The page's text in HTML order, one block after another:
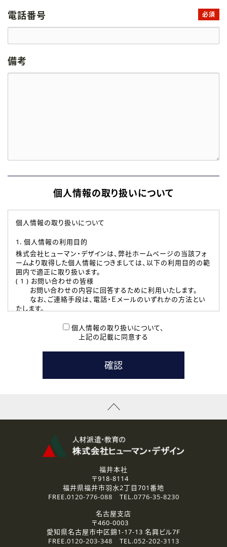
電話番号 必須
備考
個人情報の取り扱いについて
個人情報の取り扱いについて
1. 個人情報の利用目的
株式会社ヒューマン・デザインは、弊社ホームページの当該フォ
ームより取得した個人情報につきましては、以下の利用目的の範
囲内で適正に取り扱います。
( 1 ) お問い合わせの皆様
お問い合わせの内容に回答するために利用いたします。
なお、ご連絡手段は、電話・Ｅメールのいずれかの方法とい
たします。
本登録に関するご連絡および本登録時の参考情報として利
たします。
( 3 ) スタッフ派遣を検討されている企業の皆様
お問い合わせの内容に回答するために利用いたします。
なお、ご連絡手段は、電話・Ｅメールのいずれかの方法とい
資料送付、受講相談に関するご連絡のために利用いたしま
その他、お問い合わせの内容に回答するために利用いたし
なお、ご連絡手段は、電話・Ｅメールのいずれかの方法とい
2.個人情報の第三者提供
ご提供いただいた個人情報は、法令等の規定に従う場合を除き、
3.個人情報の取り扱いの委託
弊社の定める個人情報保護の評価基準を満たした委託先に、個
人情報を委託する場合があります。
個人情報の取り扱いについて、
上記の記載に同意する
福井本社
〒918-8114
福井県福井市羽水2丁目701番地
FREE.0120-776-088 TEL.0776-35-8230
名古屋支店
〒460-0003
愛知県名古屋市中区錦1-17-13 名興ビル7F
FREE.0120-203-348 TEL.052-202-3113